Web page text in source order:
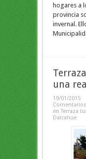
hogares a
provincia
invernal.
una
19/01/2015
en Terraza
Dalcahue